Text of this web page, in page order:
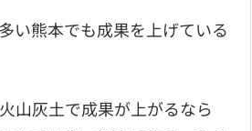
い熊本でも成果を上げている
山灰土で成果が上がるなら